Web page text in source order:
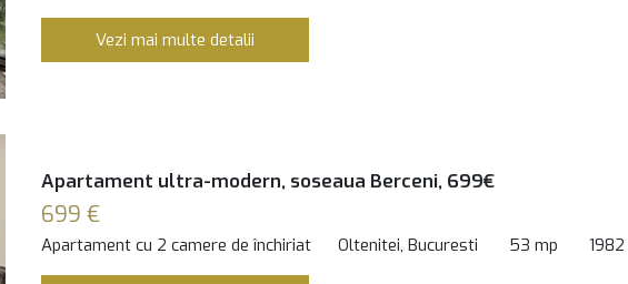
Vezi mai multe detalii
Apartament ultra-modern, soseaua Berceni, 699€
699 €
Apartament cu 2 camere de închiriat Oltenitei, Bucuresti 53 mp 1982